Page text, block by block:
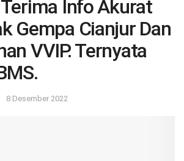
Info Akurat
Gempa Cianjur Dan
VVIP. Ternyata
8 Desember 2022